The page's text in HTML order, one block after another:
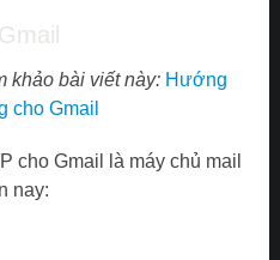
khảo bài viết này: Hướng
cho Gmail
cho Gmail là máy chủ mail
nay: